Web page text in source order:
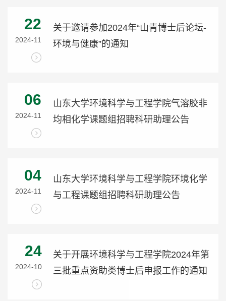
22
2024-11
关于邀请参加2024年“山青博士后论坛-
环境与健康”的通知
06
2024-11
山东大学环境科学与工程学院气溶胶非
均相化学课题组招聘科研助理公告
04
2024-11
山东大学环境科学与工程学院环境化学
与工程课题组招聘科研助理公告
24
2024-10
关于开展环境科学与工程学院2024年第
三批重点资助类博士后申报工作的通知